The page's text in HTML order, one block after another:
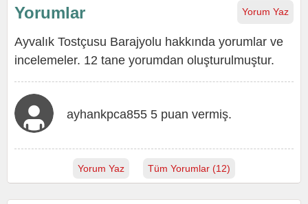
Yorum Yaz
Yorumlar
Ayvalık Tostçusu Barajyolu hakkında yorumlar ve
incelemeler. 12 tane yorumdan oluşturulmuştur.
ayhankpca855 5 puan vermiş.
Yorum Yaz Tüm Yorumlar (12)